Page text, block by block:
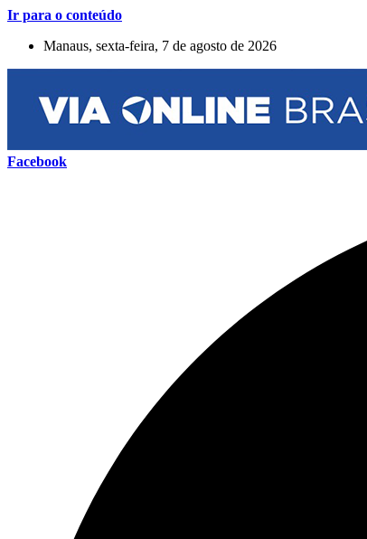
Ir para o conteúdo
Manaus, sexta-feira, 7 de agosto de 2026
Facebook